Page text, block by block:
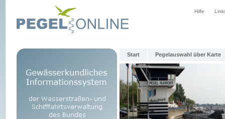
Hilfe
Start Pegelauswahl über Karte